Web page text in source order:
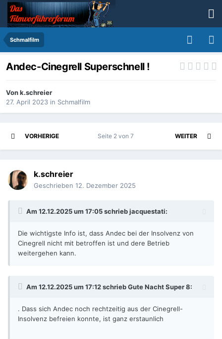
Schmalfilm
Andec-Cinegrell Superschnell !
Vonk.schreier
27. April 2023 in Schmalfilm
VORHERIGE WEITER
Seite 2 von 7
k.schreier
Geschrieben 12. Dezember 2025
Am 12.12.2025 um 17:05 schriebjacquestati:
Die wichtigste Info ist, dass Andec bei der Insolvenz von
Cinegrell nicht mit betroffen ist und dere Betrieb
weitergehen kann.
Am 12.12.2025 um 17:12 schriebGute Nacht Super 8:
. Dass sich Andec noch rechtzeitig aus der Cinegrell-
Insolvenz befreien konnte, ist ganz erstaunlich